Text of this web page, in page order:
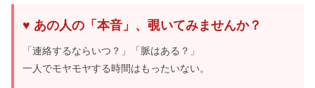
♥ あの人の「本音」、覗いてみませんか？
「連絡するならいつ？」「脈はある？」
一人でモヤモヤする時間はもったいない。